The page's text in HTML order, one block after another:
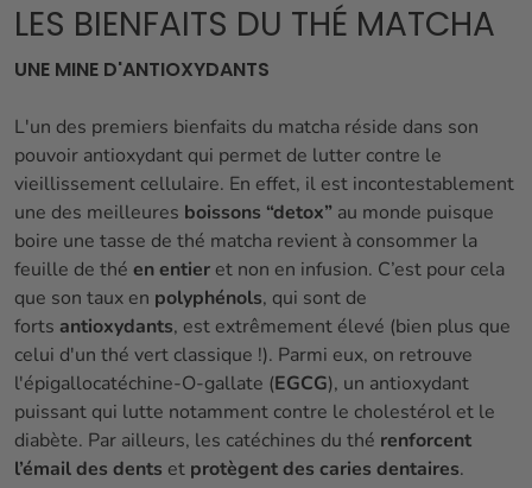
LES BIENFAITS DU THÉ MATCHA
UNE MINE D'ANTIOXYDANTS
L'un des premiers bienfaits du matcha réside dans son
pouvoir antioxydant qui permet de lutter contre le
vieillissement cellulaire. En effet, il est incontestablement
une des meilleures boissons “detox” au monde puisque
boire une tasse de thé matcha revient à consommer la
feuille de thé en entier et non en infusion. C’est pour cela
que son taux en polyphénols, qui sont de
forts antioxydants, est extrêmement élevé (bien plus que
celui d'un thé vert classique !). Parmi eux, on retrouve
l'épigallocatéchine-O-gallate (EGCG), un antioxydant
puissant qui lutte notamment contre le cholestérol et le
diabète. Par ailleurs, les catéchines du thé renforcent
l’émail des dents et protègent des caries dentaires.